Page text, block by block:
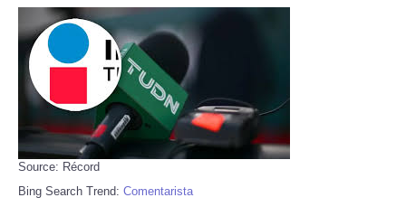
Source: Récord
Bing Search Trend: Comentarista